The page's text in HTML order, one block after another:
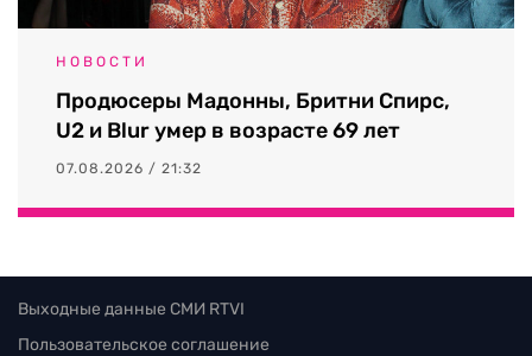
НОВОСТИ
Продюсеры Мадонны, Бритни Спирс,
U2 и Blur умер в возрасте 69 лет
07.08.2026 / 21:32
Выходные данные СМИ RTVI
Пользовательское соглашение